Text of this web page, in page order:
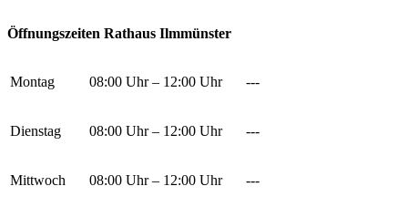
Öffnungszeiten Rathaus Ilmmünster
Montag 08:00 Uhr – 12:00 Uhr ---
Dienstag 08:00 Uhr – 12:00 Uhr ---
Mittwoch 08:00 Uhr – 12:00 Uhr ---